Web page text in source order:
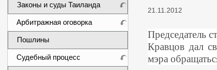
Законы и суды Таиланда
Арбитражная оговорка
Пошлины
Судебный процесс
21.11.2012
Председатель
Кравцов дал
мэра